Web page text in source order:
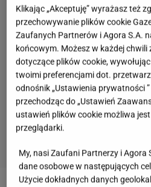
Klikając „Akceptuję” wyrażasz też
przechowywanie plików cookie
Zaufanych Partnerów i Agora S.A.
końcowym. Możesz w każdej chwili
dotyczące plików cookie,
twoimi preferencjami dot.
odnośnik „Ustawienia prywatności
przechodząc do „Ustawień
ustawień plików cookie możliwa
przeglądarki.
My, nasi Zaufani Partnerzy i
dane osobowe w następujących
Użycie dokładnych danych